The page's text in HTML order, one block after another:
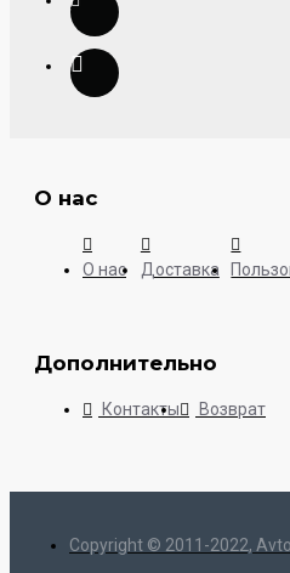
О нас
О нас Доставка
Дополнительно
Контакты Возврат
Copyright © 2011-2022,